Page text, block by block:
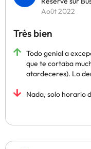
Août 2022
Très bien
Todo genial a
que te cortaba
atardeceres). Lo
Nada, solo horario